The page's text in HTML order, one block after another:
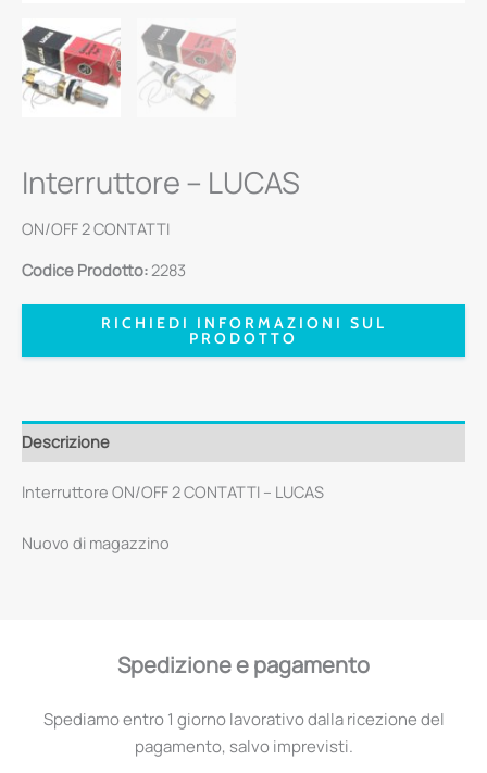
Interruttore – LUCAS
ON/OFF 2 CONTATTI
Codice Prodotto:2283
RICHIEDI INFORMAZIONI SUL
PRODOTTO
Descrizione
Interruttore ON/OFF 2 CONTATTI – LUCAS
Nuovo di magazzino
Spedizione e pagamento
Spediamo entro 1 giorno lavorativo dalla ricezione del
pagamento, salvo imprevisti.